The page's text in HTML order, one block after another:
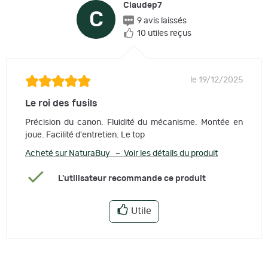
C
Claudep7
9 avis laissés
10 utiles reçus
le 19/12/2025
Le roi des fusils
Précision du canon. Fluidité du mécanisme. Montée en
joue. Facilité d'entretien. Le top
Acheté sur NaturaBuy – Voir les détails du produit
L'utilisateur recommande ce produit
Utile